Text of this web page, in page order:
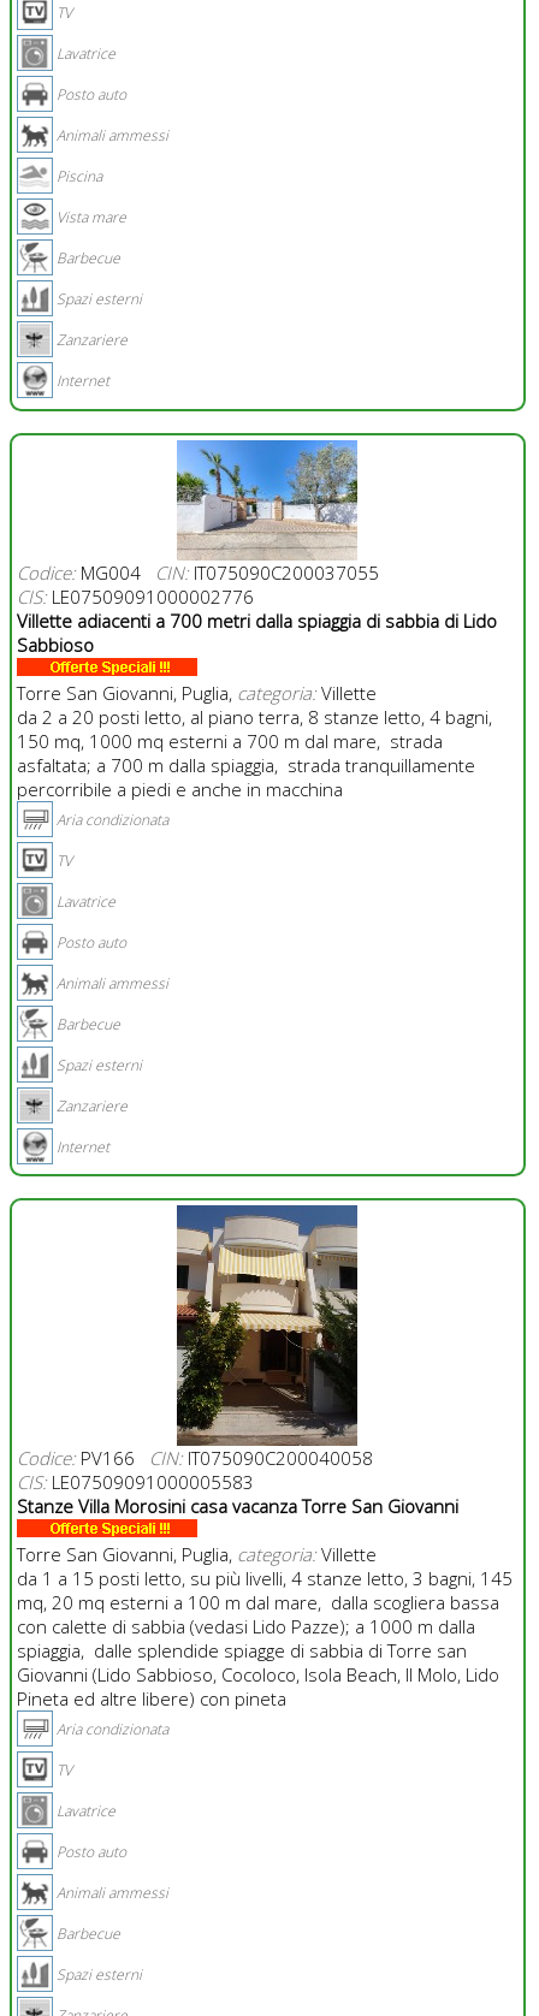
TV
Lavatrice
Posto auto
Animali ammessi
Piscina
Vista mare
Barbecue
Spazi esterni
Zanzariere
Internet
Codice:MG004 CIN:IT075090C200037055
CIS:LE07509091000002776
Villette adiacenti a 700 metri dalla spiaggia di sabbia di Lido
Sabbioso
Torre San Giovanni, Puglia, categoria:Villette
da 2 a 20 posti letto, al piano terra, 8 stanze letto, 4 bagni,
150 mq, 1000 mq esterni a 700 m dal mare, strada
asfaltata; a 700 m dalla spiaggia, strada tranquillamente
percorribile a piedi e anche in macchina
Aria condizionata
TV
Lavatrice
Posto auto
Animali ammessi
Barbecue
Spazi esterni
Zanzariere
Internet
Codice:PV166 CIN:IT075090C200040058
CIS:LE07509091000005583
Stanze Villa Morosini casa vacanza Torre San Giovanni
Torre San Giovanni, Puglia, categoria:Villette
da 1 a 15 posti letto, su più livelli, 4 stanze letto, 3 bagni, 145
mq, 20 mq esterni a 100 m dal mare, dalla scogliera bassa
con calette di sabbia (vedasi Lido Pazze); a 1000 m dalla
spiaggia, dalle splendide spiagge di sabbia di Torre san
Giovanni (Lido Sabbioso, Cocoloco, Isola Beach, Il Molo, Lido
Pineta ed altre libere) con pineta
Aria condizionata
TV
Lavatrice
Posto auto
Animali ammessi
Barbecue
Spazi esterni